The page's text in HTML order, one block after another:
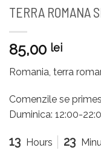
TERRA ROMANA
85,00 lei
Romania, terra
Comenzile se
Duminica: 12:00-
13 Hours 23